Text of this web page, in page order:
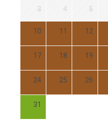
3 4 5
10 11 12
17 18 19
24 25 26
31